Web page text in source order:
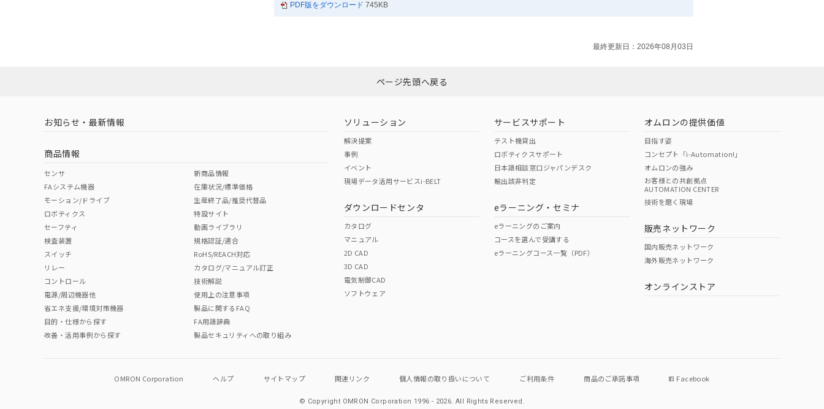
PDF版をダウンロード 745KB
最終更新日：2026年08月03日
ページ先頭へ戻る
お知らせ・最新情報
商品情報
センサ
FAシステム機器
モーション/ドライブ
ロボティクス
セーフティ
検査装置
スイッチ
リレー
コントロール
電源/周辺機器他
省エネ支援/環境対策機器
目的・仕様から探す
改善・活用事例から探す
新商品情報
在庫状況/標準価格
生産終了品/推奨代替品
特設サイト
動画ライブラリ
規格認証/適合
RoHS/REACH対応
カタログ/マニュアル訂正
技術解説
使用上の注意事項
製品に関するFAQ
FA用語辞典
製品セキュリティへの取り組み
ソリューション
解決提案
事例
イベント
現場データ活用サービスi-BELT
ダウンロードセンタ
カタログ
マニュアル
2D CAD
3D CAD
電気制御CAD
ソフトウェア
サービスサポート
テスト機貸出
ロボティクスサポート
日本語相談窓口ジャパンデスク
輸出該非判定
eラーニング・セミナ
eラーニングのご案内
コースを選んで受講する
eラーニングコース一覧（PDF）
オムロンの提供価値
目指す姿
コンセプト「i-Automation!」
オムロンの強み
お客様との共創拠点
AUTOMATION CENTER
技術を磨く現場
販売ネットワーク
国内販売ネットワーク
海外販売ネットワーク
オンラインストア
OMRON Corporation ヘルプ サイトマップ 関連リンク 個人情報の取り扱いについて ご利用条件 商品のご承諾事項 Facebook
© Copyright OMRON Corporation 1996 - 2026.All Rights Reserved.